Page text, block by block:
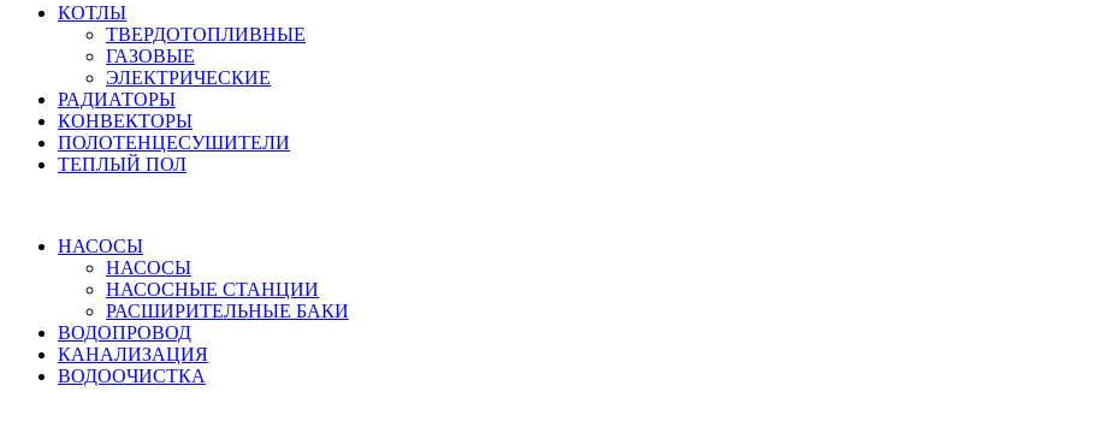
КОТЛЫ
ТВЕРДОТОПЛИВНЫЕ
ГАЗОВЫЕ
ЭЛЕКТРИЧЕСКИЕ
РАДИАТОРЫ
КОНВЕКТОРЫ
ПОЛОТЕНЦЕСУШИТЕЛИ
ТЕПЛЫЙ ПОЛ
НАСОСЫ
НАСОСЫ
НАСОСНЫЕ СТАНЦИИ
РАСШИРИТЕЛЬНЫЕ БАКИ
ВОДОПРОВОД
КАНАЛИЗАЦИЯ
ВОДООЧИСТКА